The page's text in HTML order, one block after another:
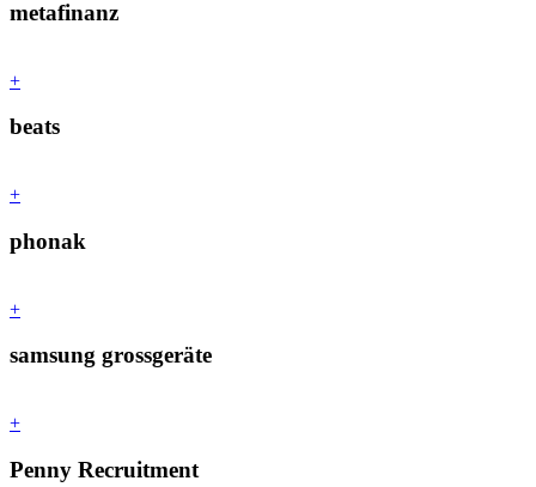
metafinanz
+
beats
+
phonak
+
samsung grossgeräte
+
Penny Recruitment